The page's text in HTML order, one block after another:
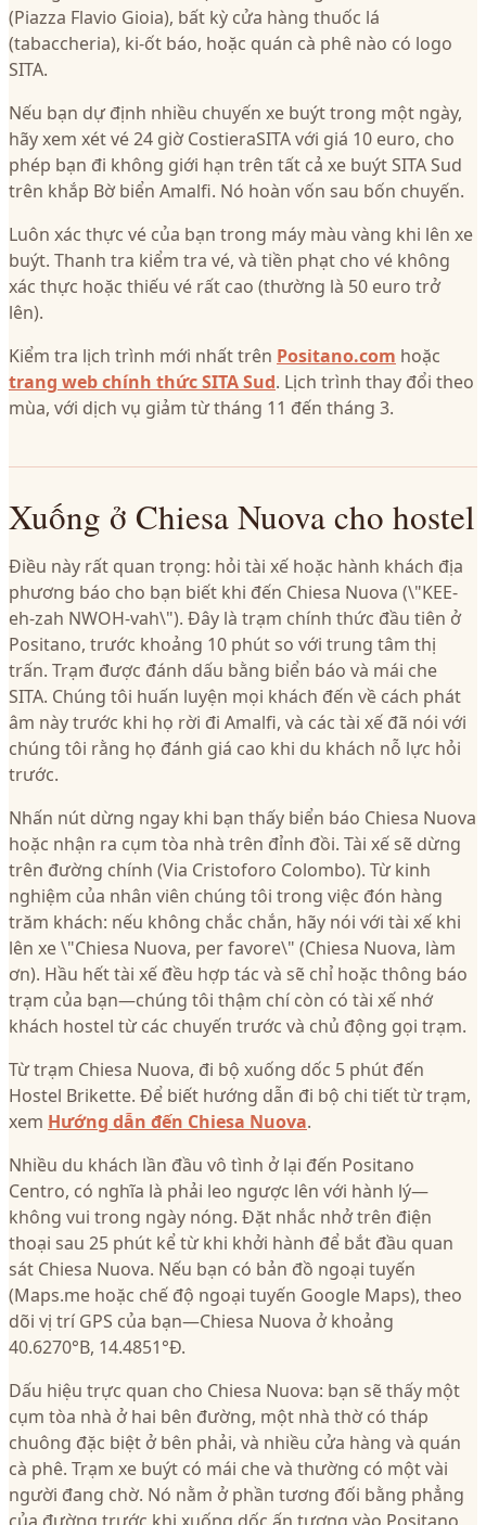
(Piazza Flavio Gioia), bất kỳ cửa hàng thuốc lá
(tabaccheria), ki-ốt báo, hoặc quán cà phê nào có logo
SITA.
Nếu bạn dự định nhiều chuyến xe buýt trong một ngày,
hãy xem xét vé 24 giờ CostieraSITA với giá 10 euro, cho
phép bạn đi không giới hạn trên tất cả xe buýt SITA Sud
trên khắp Bờ biển Amalfi. Nó hoàn vốn sau bốn chuyến.
Luôn xác thực vé của bạn trong máy màu vàng khi lên xe
buýt. Thanh tra kiểm tra vé, và tiền phạt cho vé không
xác thực hoặc thiếu vé rất cao (thường là 50 euro trở
lên).
Kiểm tra lịch trình mới nhất trên Positano.com hoặc
trang web chính thức SITA Sud. Lịch trình thay đổi theo
mùa, với dịch vụ giảm từ tháng 11 đến tháng 3.
Xuống ở Chiesa Nuova cho hostel
Điều này rất quan trọng: hỏi tài xế hoặc hành khách địa
phương báo cho bạn biết khi đến Chiesa Nuova (\"KEE-
eh-zah NWOH-vah\"). Đây là trạm chính thức đầu tiên ở
Positano, trước khoảng 10 phút so với trung tâm thị
trấn. Trạm được đánh dấu bằng biển báo và mái che
SITA. Chúng tôi huấn luyện mọi khách đến về cách phát
âm này trước khi họ rời đi Amalfi, và các tài xế đã nói với
chúng tôi rằng họ đánh giá cao khi du khách nỗ lực hỏi
trước.
Nhấn nút dừng ngay khi bạn thấy biển báo Chiesa Nuova
hoặc nhận ra cụm tòa nhà trên đỉnh đồi. Tài xế sẽ dừng
trên đường chính (Via Cristoforo Colombo). Từ kinh
nghiệm của nhân viên chúng tôi trong việc đón hàng
trăm khách: nếu không chắc chắn, hãy nói với tài xế khi
lên xe \"Chiesa Nuova, per favore\" (Chiesa Nuova, làm
ơn). Hầu hết tài xế đều hợp tác và sẽ chỉ hoặc thông báo
trạm của bạn—chúng tôi thậm chí còn có tài xế nhớ
khách hostel từ các chuyến trước và chủ động gọi trạm.
Từ trạm Chiesa Nuova, đi bộ xuống dốc 5 phút đến
Hostel Brikette. Để biết hướng dẫn đi bộ chi tiết từ trạm,
xem Hướng dẫn đến Chiesa Nuova.
Nhiều du khách lần đầu vô tình ở lại đến Positano
Centro, có nghĩa là phải leo ngược lên với hành lý—
không vui trong ngày nóng. Đặt nhắc nhở trên điện
thoại sau 25 phút kể từ khi khởi hành để bắt đầu quan
sát Chiesa Nuova. Nếu bạn có bản đồ ngoại tuyến
(Maps.me hoặc chế độ ngoại tuyến Google Maps), theo
dõi vị trí GPS của bạn—Chiesa Nuova ở khoảng
40.6270°B, 14.4851°Đ.
Dấu hiệu trực quan cho Chiesa Nuova: bạn sẽ thấy một
cụm tòa nhà ở hai bên đường, một nhà thờ có tháp
chuông đặc biệt ở bên phải, và nhiều cửa hàng và quán
cà phê. Trạm xe buýt có mái che và thường có một vài
người đang chờ. Nó nằm ở phần tương đối bằng phẳng